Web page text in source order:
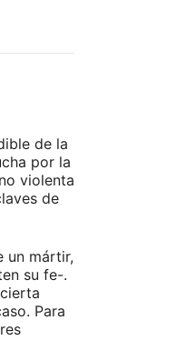
de la
por la
violenta
de
un mártir,
su fe-.
Para